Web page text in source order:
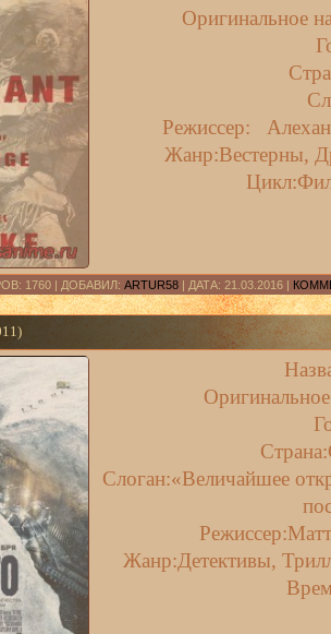
Оригинальное
Режиссер:
Жанр:Вестерны,
1760 | ДОБАВИЛ: ARTUR58 | ДАТА: 21.03.2016 |
Слоган:«Величайшее
Жанр:Детективы,